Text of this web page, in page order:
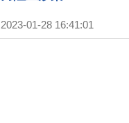
2023-01-28 16:41:01